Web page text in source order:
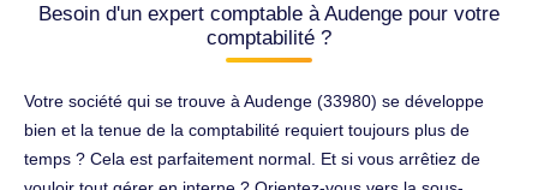
Besoin d'un expert comptable à Audenge pour votre
comptabilité ?
Votre société qui se trouve à Audenge (33980) se développe
bien et la tenue de la comptabilité requiert toujours plus de
temps ? Cela est parfaitement normal. Et si vous arrêtiez de